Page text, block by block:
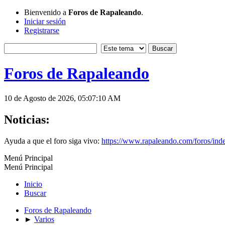
Bienvenido a Foros de Rapaleando.
Iniciar sesión
Registrarse
Foros de Rapaleando
10 de Agosto de 2026, 05:07:10 AM
Noticias:
Ayuda a que el foro siga vivo: https://www.rapaleando.com/foros/
Menú Principal
Menú Principal
Inicio
Buscar
Foros de Rapaleando
► Varios